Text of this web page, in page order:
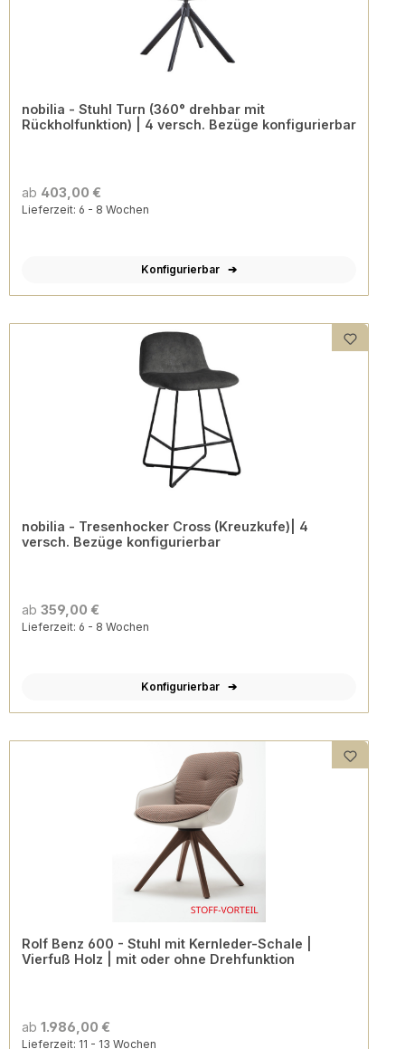
nobilia - Stuhl Turn (360° drehbar mit
Rückholfunktion) | 4 versch. Bezüge konfigurierbar
ab 403,00 €
Lieferzeit: 6 - 8 Wochen
Konfigurierbar
nobilia - Tresenhocker Cross (Kreuzkufe)| 4
versch. Bezüge konfigurierbar
ab 359,00 €
Lieferzeit: 6 - 8 Wochen
Konfigurierbar
Rolf Benz 600 - Stuhl mit Kernleder-Schale |
Vierfuß Holz | mit oder ohne Drehfunktion
ab 1.986,00 €
Lieferzeit: 11 - 13 Wochen